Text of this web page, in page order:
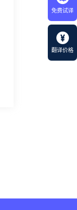
免费试译
翻译价格